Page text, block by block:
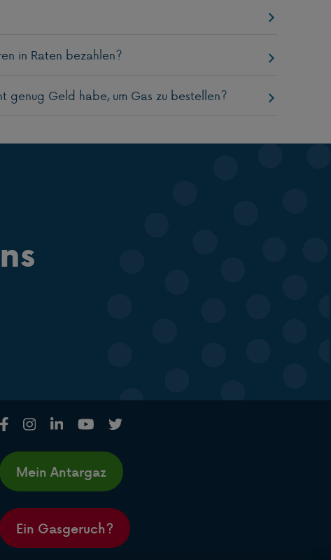
in Raten bezahlen?
Geld habe, um Gas zu bestellen?
Mein Antargaz
Ein Gasgeruch?